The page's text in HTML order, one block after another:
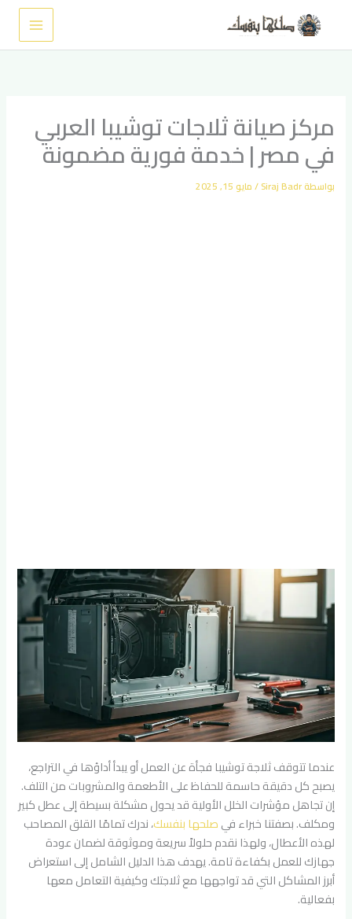
المحتوى
مركز صيانة ثلاجات توشيبا العربي
في مصر | خدمة فورية مضمونة
بواسطة Siraj Badr
/مايو 15, 2025
عندما تتوقف ثلاجة توشيبا فجأة عن العمل أو يبدأ أداؤها في التراجع،
يصبح كل دقيقة حاسمة للحفاظ على الأطعمة والمشروبات من التلف.
إن تجاهل مؤشرات الخلل الأولية قد يحول مشكلة بسيطة إلى عطل كبير
ومكلف. بصفتنا خبراء فيصلحها بنفسك، ندرك تمامًا القلق المصاحب
لهذه الأعطال، ولهذا نقدم حلولاً سريعة وموثوقة لضمان عودة
جهازك للعمل بكفاءة تامة. يهدف هذا الدليل الشامل إلى استعراض
أبرز المشاكل التي قد تواجهها مع ثلاجتك وكيفية التعامل معها
بفعالية.